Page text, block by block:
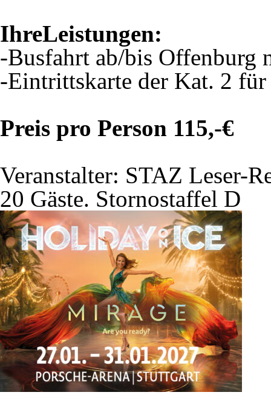
IhreLeistungen:
-Busfahrt ab/bis Offenburg
-Eintrittskarte der Kat. 2
Preis pro Person 115,-€
Veranstalter: STAZ Leser-
20 Gäste. Stornostaffel D